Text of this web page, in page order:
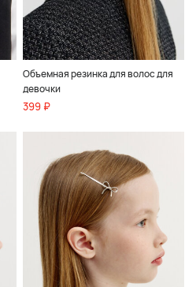
Объемная резинка для волос для
девочки
399 ₽